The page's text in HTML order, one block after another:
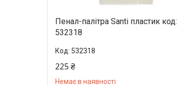
Пенал-палітра Santi пластик код:
532318
532318
225 ₴
Немає в наявності